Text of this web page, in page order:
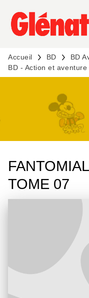
MENU
PIED DE PAGE
Accueil BD
BD
BD - Action et aventure
TOME 07